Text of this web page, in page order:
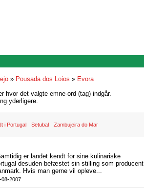
» Pousada dos Loios » Evora
hvor det valgte emne-ord (tag) indgår.
yderligere.
i Portugal Setubal Zambujeira do Mar
er landet kendt for sine kulinariske
desuden befæstet sin stilling som producent
Hvis man gerne vil opleve...
08-2007